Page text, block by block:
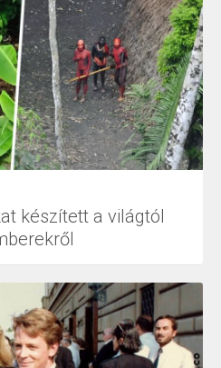
készített a világtól